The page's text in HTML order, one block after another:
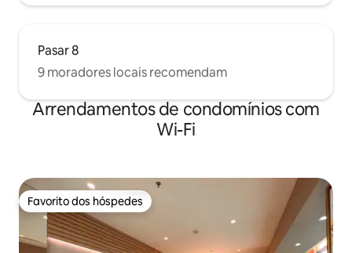
Pasar 8
9 moradores locais recomendam
Arrendamentos de condomínios com
Wi-Fi
Favorito dos hóspedes
Favorito dos hóspedes